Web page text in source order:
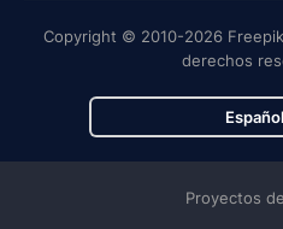
Copyright © 2010-2026
derechos
Español
Proyectos